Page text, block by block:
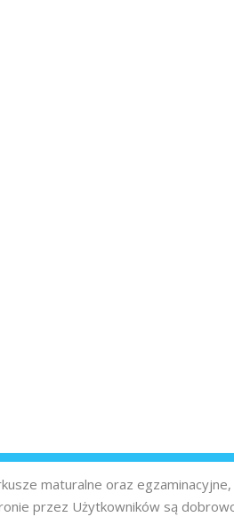
maturalne oraz
przez Użytkowników są